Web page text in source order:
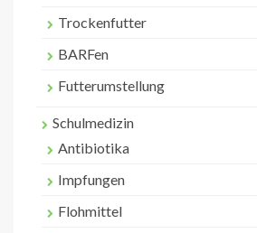
Trockenfutter
BARFen
Futterumstellung
Schulmedizin
Antibiotika
Impfungen
Flohmittel